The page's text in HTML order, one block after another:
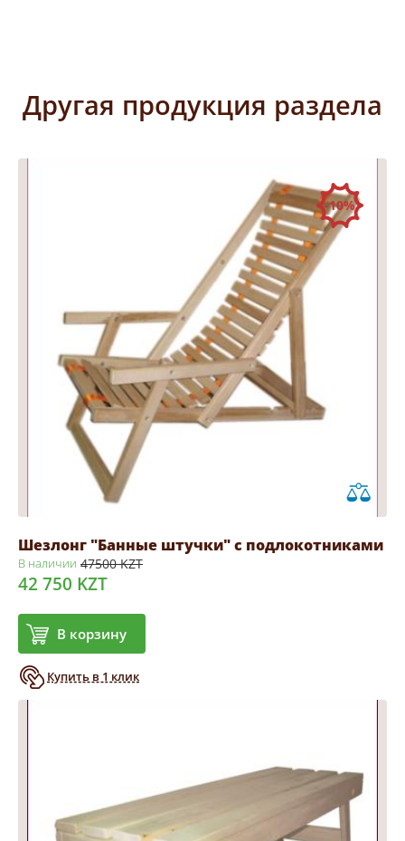
Другая продукция раздела
-10%
Шезлонг "Банные штучки" с подлокотниками
В наличии 47500 KZT
42 750 KZT
В корзину
Купить в 1 клик